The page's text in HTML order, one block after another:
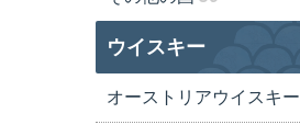
ウイスキー
オーストリアウイスキー